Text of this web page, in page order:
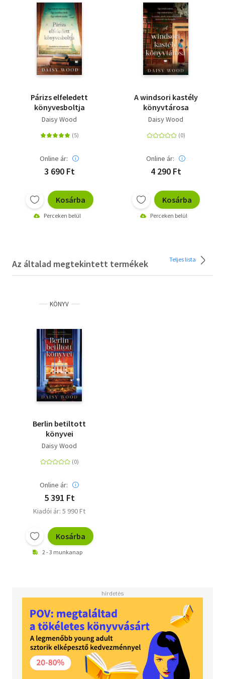
Párizs elfeledett
könyvesboltja
Daisy Wood
Online ár:
3 690 Ft
Kosárba
Perceken belül
A windsori kastély
könyvtárosa
Daisy Wood
Online ár:
4 290 Ft
Kosárba
Perceken belül
Az általad megtekintett termékek Teljes lista
KÖNYV
Berlin betiltott
könyvei
Daisy Wood
Online ár:
5 391 Ft
Kiadói ár: 5 990 Ft
Kosárba
2 - 3 munkanap